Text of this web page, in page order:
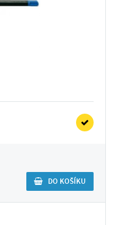
DO KOŠÍKU